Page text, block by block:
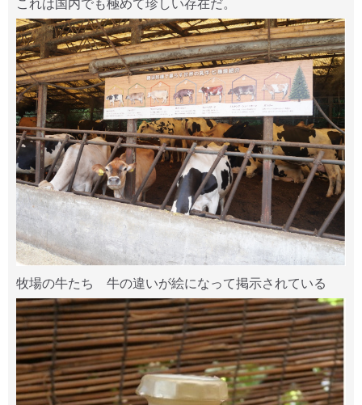
これは国内でも極めて珍しい存在だ。
牧場の牛たち 牛の違いが絵になって掲示されている